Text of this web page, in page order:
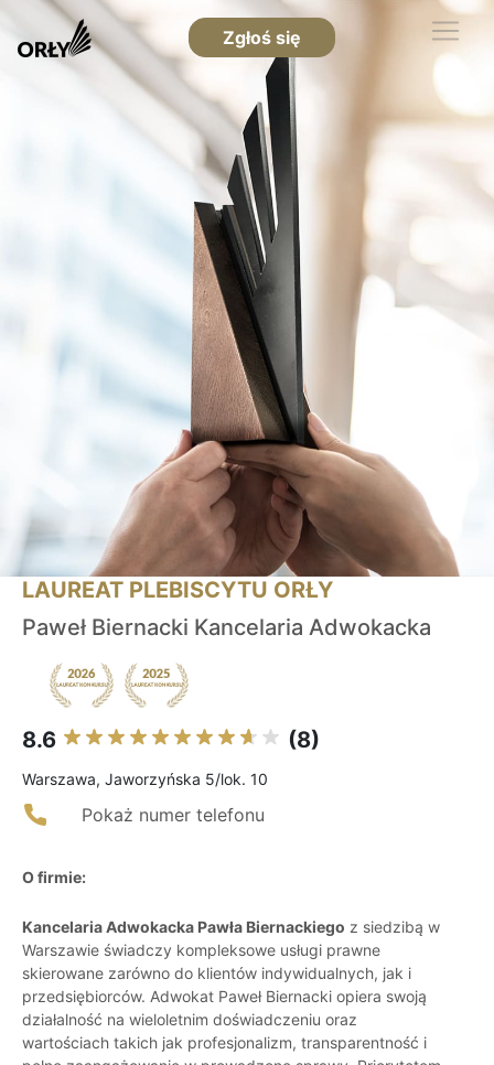
Zgłoś się
LAUREAT PLEBISCYTU ORŁY
Paweł Biernacki Kancelaria Adwokacka
8.6 (8)
Warszawa, Jaworzyńska 5/lok. 10
Pokaż numer telefonu
O firmie:
Kancelaria Adwokacka Pawła Biernackiego z siedzibą w
Warszawie świadczy kompleksowe usługi prawne
skierowane zarówno do klientów indywidualnych, jak i
przedsiębiorców. Adwokat Paweł Biernacki opiera swoją
działalność na wieloletnim doświadczeniu oraz
wartościach takich jak profesjonalizm, transparentność i